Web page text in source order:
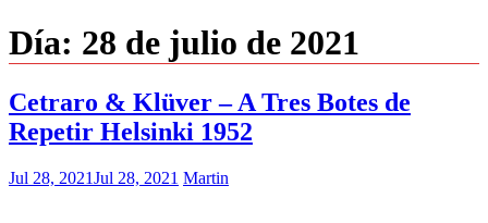
Día: 28 de julio de 2021
Cetraro & Klüver – A Tres Botes de
Repetir Helsinki 1952
Jul 28, 2021Jul 28, 2021 Martin